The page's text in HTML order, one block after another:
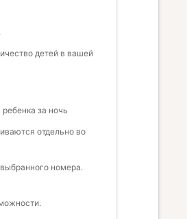
детей в вашей
за ночь
отдельно во
выбранного номера.